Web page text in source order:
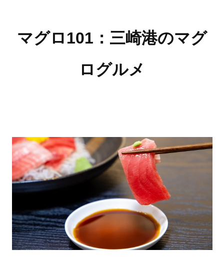
マグロ101：三崎港のマグ
ログルメ